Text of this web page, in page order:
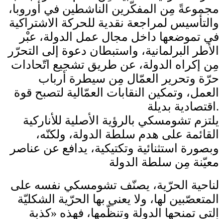
مجموعةً مِن المفكّرين الناشطين في أوروبا،
والتأسيس لمراجعة نقدية للحركة الاشتراكية
في تموضعها داخل مجال عمل الدولة، عبْر
الأطر البرلمانية، واستبطان دعوة إلى التحرّر
مِن إكراه الدولة، عن طريق تشجيع اتّحادات
حرّة وتحرير العمّال مِن سيطرة أرباب
العمل، وتمكين النقابات العمّالية لتصبح قوة
اقتصادية بديلة.
يلتزم تشومسكي بالرؤية الأصلية للأناركية
القائمة على هدم سلطة الدولة، ولكنّه،
وبصورة استثنائية وتكتيكية، يدافع عن عناصر
معيّنة مِن سلطة الدولة
لناحية الحرّية، يصنّف تشومسكي نفسه على
المتعصّبين لها، ولا يعني بها الحرّية الشكليّة
التي تمنحها الدولة وتنظّمها، فهذه «كذبة